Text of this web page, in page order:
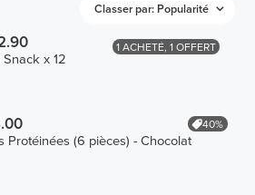
Classer par: Popularité
1 ACHETÉ, 1 OFFERT
Snack x 12
40%
Protéinées (6 pièces) - Chocolat